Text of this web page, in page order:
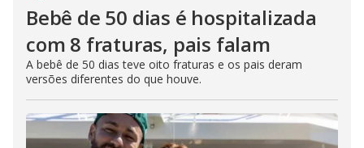
Bebê de 50 dias é hospitalizada
com 8 fraturas, pais falam
A bebê de 50 dias teve oito fraturas e os pais deram
versões diferentes do que houve.